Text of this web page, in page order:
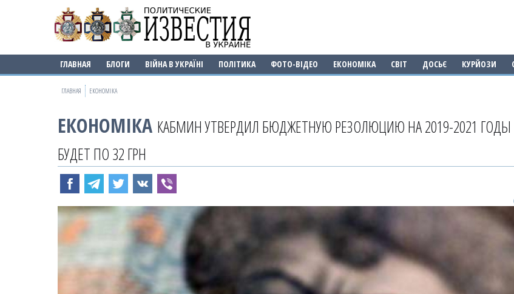
ГЛАВНАЯ БЛОГИ ВІЙНА В УКРАЇНІ ПОЛІТИКА ФОТО-ВІДЕО ЕКОНОМІКА СВІТ ДОСЬЄ КУРЙОЗИ
ГЛАВНАЯ ЕКОНОМІКА
ЕКОНОМІКА КАБМИН УТВЕРДИЛ БЮДЖЕТНУЮ РЕЗОЛЮЦИЮ НА 2019-2021
БУДЕТ ПО 32 ГРН